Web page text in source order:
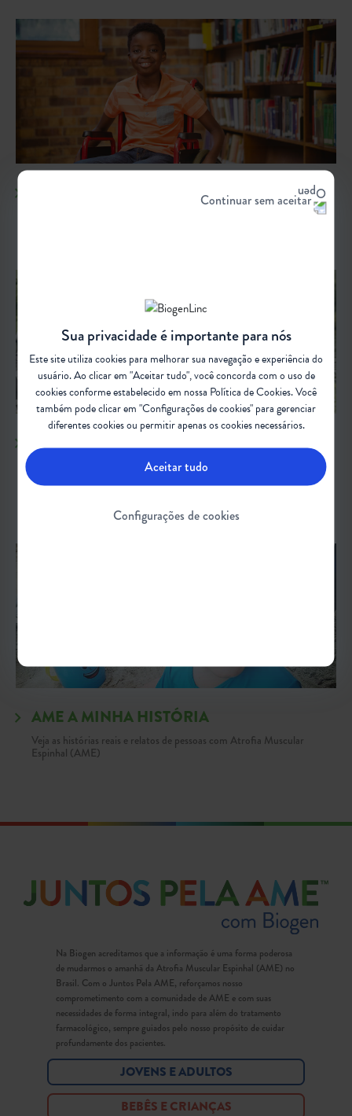
Sua privacidade é importante para nós
Este site utiliza cookies para melhorar sua navegação e experiência do
usuário. Ao clicar em "Aceitar tudo", você concorda com o uso de
cookies conforme estabelecido em nossa Política de Cookies. Você
também pode clicar em "Configurações de cookies" para gerenciar
diferentes cookies ou permitir apenas os cookies necessários.
Aceitar tudo
Configurações de cookies
Continuar sem aceitar
ASSOCIAÇÕES DE PACIENTES
POLÍTICAS SOCIAIS E INCLUSÃO
Como melhorar a qualidade de vida e inclusão social de indivíduos com
AME
AME A MINHA HISTÓRIA
Veja as histórias reais e relatos de pessoas com Atrofia Muscular
Espinhal (AME)
Na Biogen acreditamos que a informação é uma forma poderosa
de mudarmos o amanhã da Atrofia Muscular Espinhal (AME) no
Brasil. Com o Juntos Pela AME, reforçamos nosso
comprometimento com a comunidade de AME e com suas
necessidades de forma integral, indo para além do tratamento
farmacológico, sempre guiados pelo nosso propósito de cuidar
profundamente dos pacientes.
JOVENS E ADULTOS
BEBÊS E CRIANÇAS